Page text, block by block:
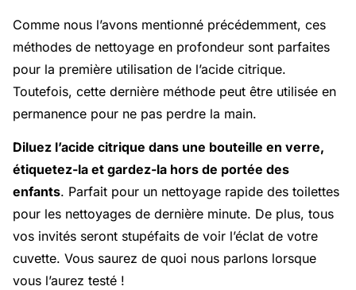
Comme nous l’avons mentionné précédemment, ces
méthodes de nettoyage en profondeur sont parfaites
pour la première utilisation de l’acide citrique.
Toutefois, cette dernière méthode peut être utilisée en
permanence pour ne pas perdre la main.
Diluez l’acide citrique dans une bouteille en verre,
étiquetez-la et gardez-la hors de portée des
enfants. Parfait pour un nettoyage rapide des toilettes
pour les nettoyages de dernière minute. De plus, tous
vos invités seront stupéfaits de voir l’éclat de votre
cuvette. Vous saurez de quoi nous parlons lorsque
vous l’aurez testé !